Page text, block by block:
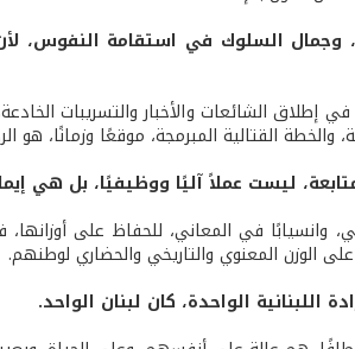
السلوك في استقامة النفوس،
إطلاق الشائعات والأخبار والتسريبات
والخطة القتالية المبرمجة، موقعًا وزمانًا،
ليست عملاً آليًا ووظيفيًا، بل هي
وانسيابًا في المعاني، للحفاظ على
الوزن المعنوي والتاريخي والحضاري لوطنهم.
اللبنانية الواحدة، كان لبنان الواحد.